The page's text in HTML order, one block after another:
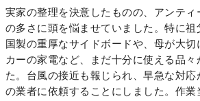
実家の整理を決意したものの、アンテ
の多さに頭を悩ませていました。特に
国製の重厚なサイドボードや、母が大
カーの家電など、まだ十分に使える品々
た。台風の接近も報じられ、早急な対応
の業者に依頼することにしました。作